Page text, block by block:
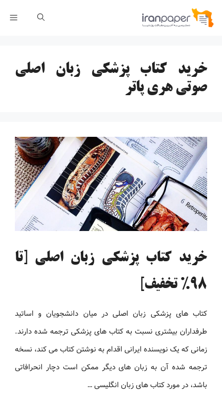
پرش
خرید کتاب پزشکی زبان اصلی
صوتی هری پاتر
خرید کتاب پزشکی زبان اصلی [تا
98% تخفیف]
کتاب های پزشکی زبان اصلی در میان دانشجویان و اساتید
طرفداران بیشتری نسبت به کتاب های پزشکی ترجمه شده دارند.
زمانی که یک نویسنده ایرانی اقدام به نوشتن کتاب می کند، نسخه
ترجمه شده آن به زبان های دیگر ممکن است دچار انحرافاتی
باشد، در مورد کتاب های زبان انگلیسی …